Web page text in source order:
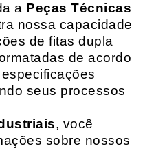
a Peças Técnicas
nossa capacidade
de fitas dupla
de acordo
seus processos
, você
sobre nossos